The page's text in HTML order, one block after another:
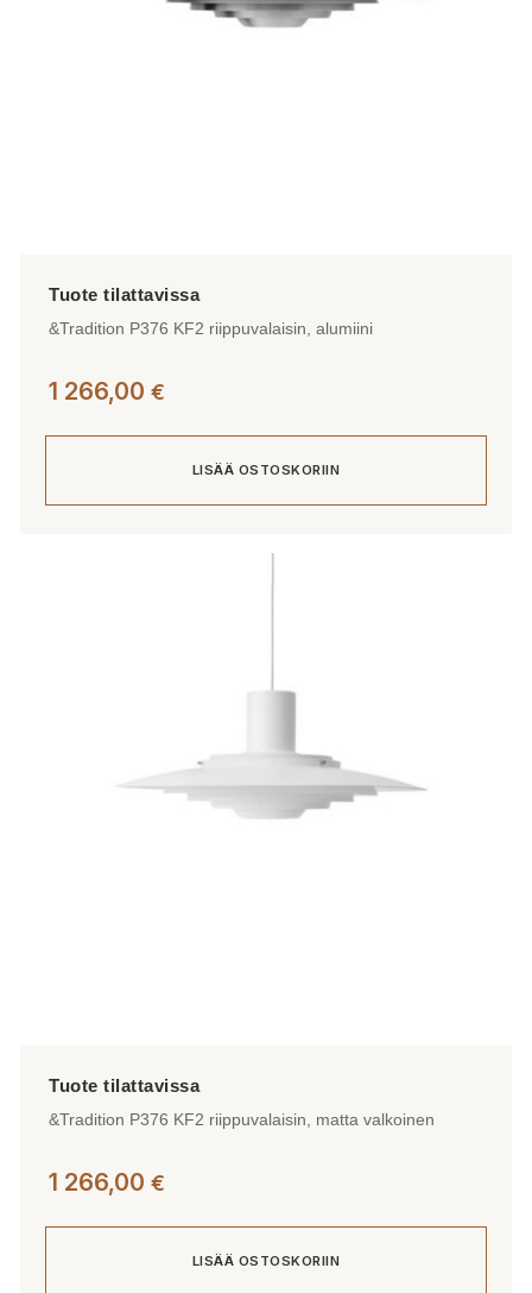
&Tradition P376 KF2 riippuvalaisin, alumiini
1 266,00 €
LISÄÄ OSTOSKORIIN
&Tradition P376 KF2 riippuvalaisin, matta valkoinen
1 266,00 €
LISÄÄ OSTOSKORIIN